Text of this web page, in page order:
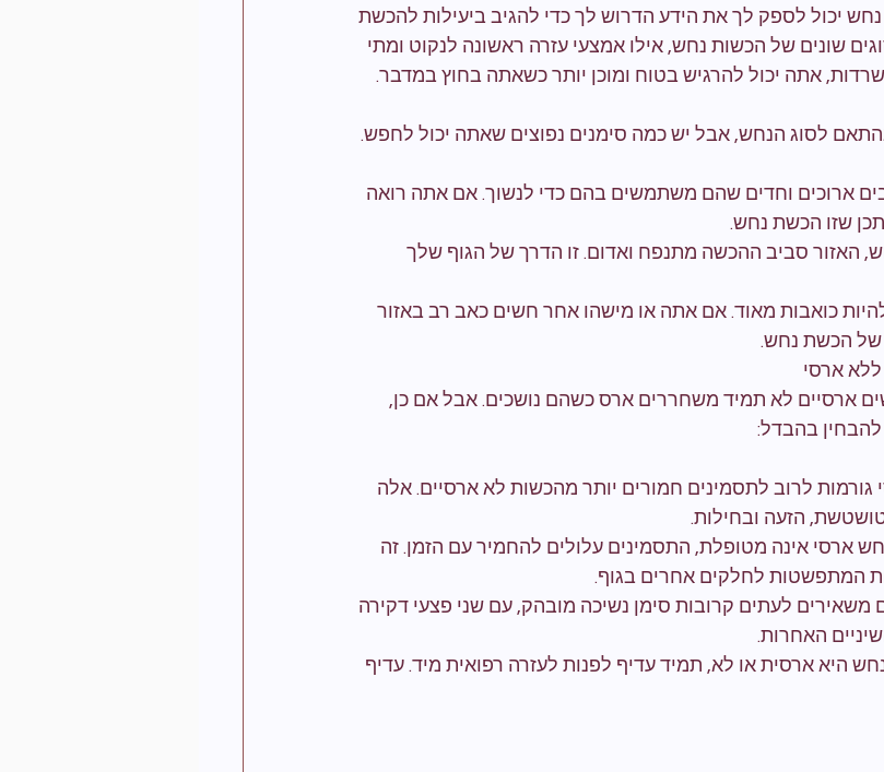
יכול לספק לך את הידע הדרוש לך כדי להגיב ביעילות להכשת
שונים של הכשות נחש, אילו אמצעי עזרה ראשונה לנקוט ומתי
אתה יכול להרגיש בטוח ומוכן יותר כשאתה בחוץ במדבר.
לסוג הנחש, אבל יש כמה סימנים נפוצים שאתה יכול לחפש.
ארוכים וחדים שהם משתמשים בהם כדי לנשוך. אם אתה רואה
שזו הכשת נחש.
האזור סביב ההכשה מתנפח ואדום. זו הדרך של הגוף שלך
כואבות מאוד. אם אתה או מישהו אחר חשים כאב רב באזור
של הכשת נחש.
ארסי
ארסיים לא תמיד משחררים ארס כשהם נושכים. אבל אם כן,
בהבדל:
לרוב לתסמינים חמורים יותר מהכשות לא ארסיים. אלה
הזעה ובחילות.
ארסי אינה מטופלת, התסמינים עלולים להחמיר עם הזמן. זה
המתפשטות לחלקים אחרים בגוף.
משאירים לעתים קרובות סימן נשיכה מובהק, עם שני פצעי דקירה
האחרות.
היא ארסית או לא, תמיד עדיף לפנות לעזרה רפואית מיד. עדיף